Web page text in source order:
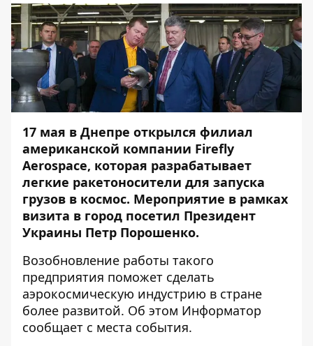
17 мая в Днепре открылся филиал
американской компании Firefly
Aerospace, которая разрабатывает
легкие ракетоносители для запуска
грузов в космос. Мероприятие в рамках
визита в город посетил Президент
Украины Петр Порошенко.
Возобновление работы такого
предприятия поможет сделать
аэрокосмическую индустрию в стране
более развитой. Об этом Информатор
сообщает с места события.